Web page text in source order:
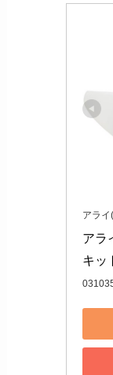
アラ
アラ
キッ